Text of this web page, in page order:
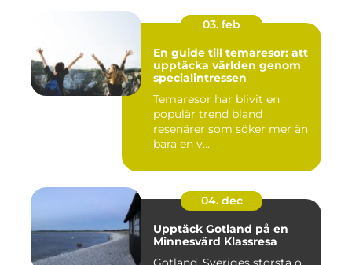
03. feb
En guide till temaresor: att
upptäcka världen genom
specialintressen
Temaresor har blivit en
populär trend bland
resenärer som söker mer än
bara en v...
04. dec
Upptäck Gotland på en
Minnesvärd Klassresa